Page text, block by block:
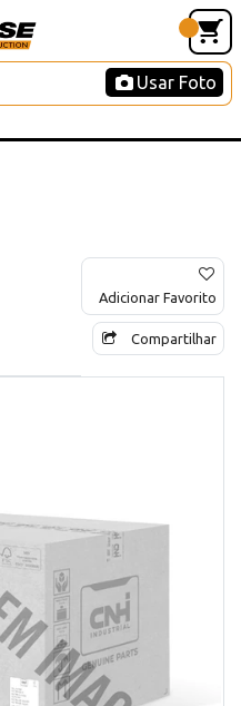
Usar Foto
Adicionar Favorito
Compartilhar